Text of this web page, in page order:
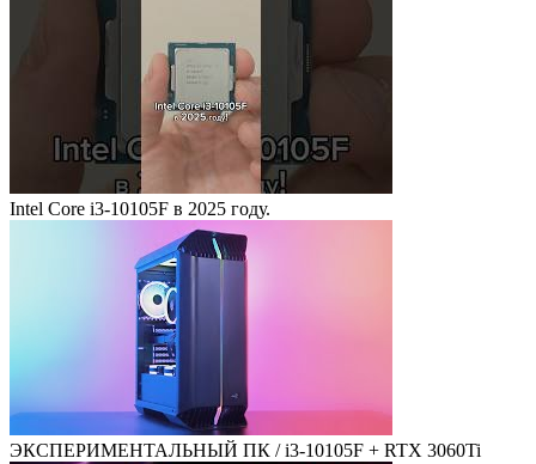
Intel Core i3-10105F в 2025 году.
ЭКСПЕРИМЕНТАЛЬНЫЙ ПК / i3-10105F + RTX 3060Ti